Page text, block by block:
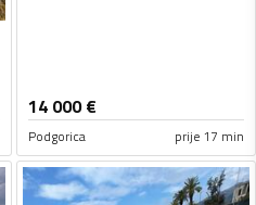
14 000€
Podgorica prije 17 min